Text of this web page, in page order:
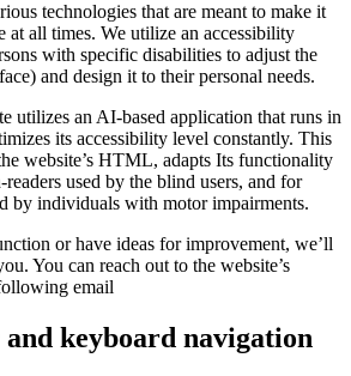
technologies that are meant to make it
at all times. We utilize an accessibility
with specific disabilities to adjust the
and design it to their personal needs.
utilizes an AI-based application that runs in
its accessibility level constantly. This
website’s HTML, adapts Its functionality
used by the blind users, and for
by individuals with motor impairments.
or have ideas for improvement, we’ll
You can reach out to the website’s
email
and keyboard navigation